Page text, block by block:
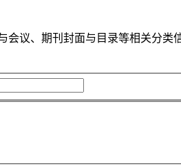
会议、期刊封面与目录等相关分类